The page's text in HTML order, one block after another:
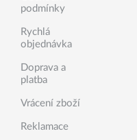
podmínky
Rychlá
objednávka
Doprava a
platba
Vrácení zboží
Reklamace